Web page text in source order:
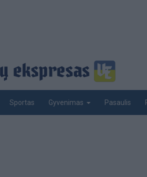
Sportas Gyvenimas Pasaulis